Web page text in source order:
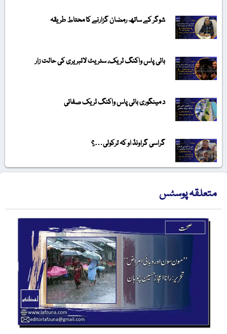
شوگر کے ساتھ رمضان گزارنے کا محتاط طریقہ
بائی پاس واکنگ ٹریک، سٹریٹ لائبریری کی حالت زار
د مینگوری بائی پاس واکنگ ٹریک صفائی
گراسی گراونڈ او کہ ترکولی….؟
متعلقہ پوسٹس